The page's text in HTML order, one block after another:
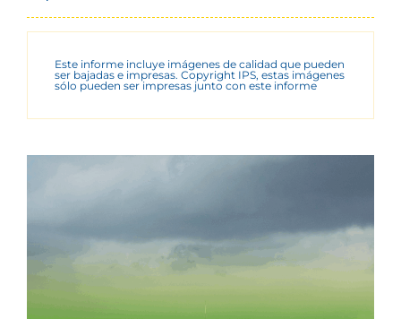
Este informe incluye imágenes de calidad que pueden
ser bajadas e impresas. Copyright IPS, estas imágenes
sólo pueden ser impresas junto con este informe